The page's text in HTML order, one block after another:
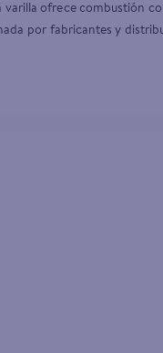
varilla ofrece combustión
por fabricantes y